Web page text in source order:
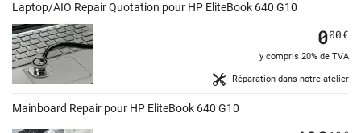
Laptop/AIO Repair Quotation pour HP EliteBook 640 G10
Réparation dans notre atelier
000€
y compris 20% de TVA
Mainboard Repair pour HP EliteBook 640 G10